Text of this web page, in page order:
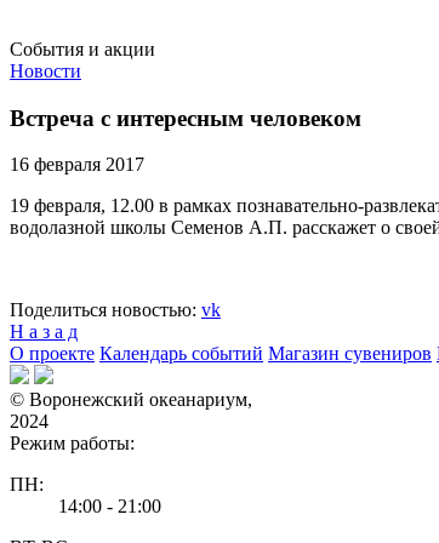
События и акции
Новости
Встреча с интересным человеком
16 февраля 2017
19 февраля, 12.00 в рамках познавательно-
водолазной школы Семенов А.П. расскажет о
Поделиться новостью: vk
Н а з а д
О проекте Календарь событий Магазин сувениров
© Воронежский океанариум,
2024
Режим работы:
ПН:
14:00 - 21:00